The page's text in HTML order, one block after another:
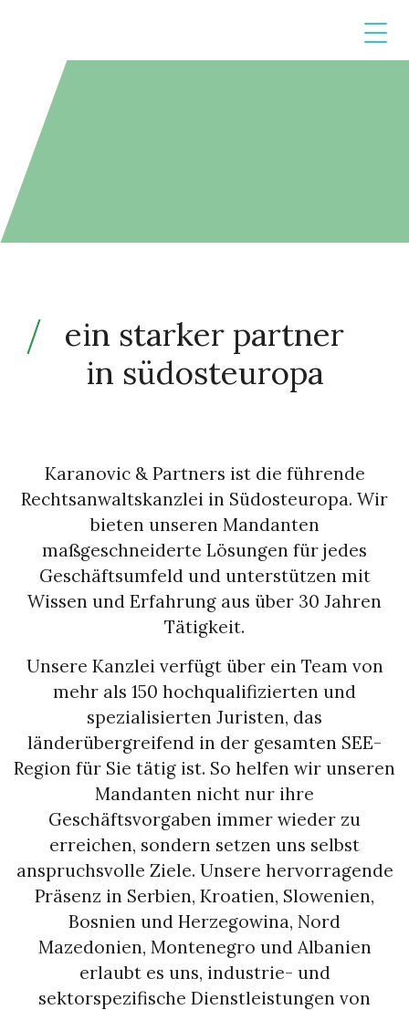
ein starker partner
in südosteuropa
Karanovic & Partners ist die führende
Rechtsanwaltskanzlei in Südosteuropa. Wir
bieten unseren Mandanten
maßgeschneiderte Lösungen für jedes
Geschäftsumfeld und unterstützen mit
Wissen und Erfahrung aus über 30 Jahren
Tätigkeit.
Unsere Kanzlei verfügt über ein Team von
mehr als 150 hochqualifizierten und
spezialisierten Juristen, das
länderübergreifend in der gesamten SEE-
Region für Sie tätig ist. So helfen wir unseren
Mandanten nicht nur ihre
Geschäftsvorgaben immer wieder zu
erreichen, sondern setzen uns selbst
anspruchsvolle Ziele. Unsere hervorragende
Präsenz in Serbien, Kroatien, Slowenien,
Bosnien und Herzegowina, Nord
Mazedonien, Montenegro und Albanien
erlaubt es uns, industrie- und
sektorspezifische Dienstleistungen von